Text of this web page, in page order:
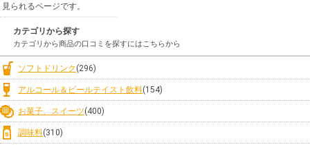
見られるページです。
カテゴリから探す
カテゴリから商品の口コミを探すにはこちらから
ソフトドリンク (296)
アルコール＆ビールテイスト飲料(154)
お菓子、スイーツ(400)
調味料(310)